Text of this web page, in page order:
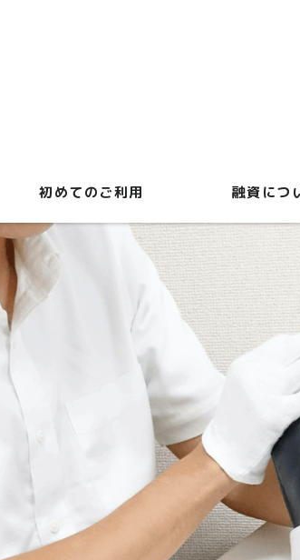
初めてのご利用 融資につ